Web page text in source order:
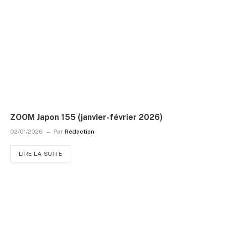
ZOOM Japon 155 (janvier-février 2026)
02/01/2026 Par Rédaction
LIRE LA SUITE